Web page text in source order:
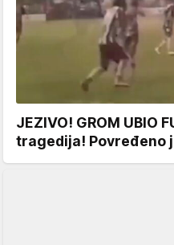
JEZIVO! GROM UBIO
tragedija! Povređeno